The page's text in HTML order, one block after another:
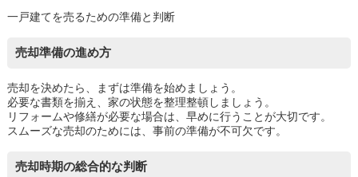
一戸建てを売るための準備と判断
売却準備の進め方
売却を決めたら、まずは準備を始めましょう。
必要な書類を揃え、家の状態を整理整頓しましょう。
リフォームや修繕が必要な場合は、早めに行うことが大切です。
スムーズな売却のためには、事前の準備が不可欠です。
売却時期の総合的な判断